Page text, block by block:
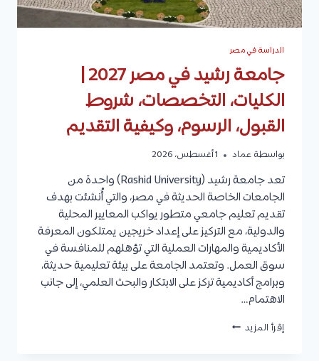
الدراسة في مصر
جامعة رشيد في مصر 2027 |
الكليات، التخصصات، شروط
القبول، الرسوم، وكيفية التقديم
بواسطة عماد 1 أغسطس، 2026
تعد جامعة رشيد (Rashid University) واحدة من
الجامعات الخاصة الحديثة في مصر، والتي أُنشئت بهدف
تقديم تعليم جامعي متطور يواكب المعايير المحلية
والدولية، مع التركيز على إعداد خريجين يمتلكون المعرفة
الأكاديمية والمهارات العملية التي تؤهلهم للمنافسة في
سوق العمل. وتعتمد الجامعة على بيئة تعليمية حديثة،
وبرامج أكاديمية تركز على الابتكار والبحث العلمي، إلى جانب
الاهتمام…
إقرأ المزيد جامعة